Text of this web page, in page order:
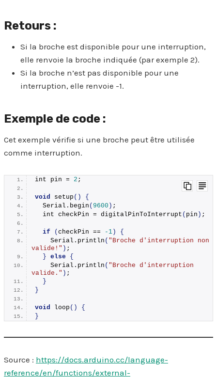
Retours :
Si la broche est disponible pour une interruption,
elle renvoie la broche indiquée (par exemple 2).
Si la broche n’est pas disponible pour une
interruption, elle renvoie -1.
Exemple de code :
Cet exemple vérifie si une broche peut être utilisée
comme interruption.
int pin = 2 ;
void setup ()
{
  Serial.
begin ( 9600 ) ;
  int checkPin =
digitalPinToInterrupt ( pin ) ;
if ( checkPin == -1 )
{
    Serial.
println ( "Broche d'interruption non
valide!" ) ;
} else {
    Serial.
println ( "Broche d'interruption
valide." ) ;
}
}
void loop ()
{
}
Source : https://docs.arduino.cc/language-
reference/en/functions/external-